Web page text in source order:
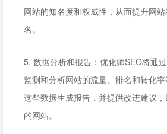
网站的知名度和权威性，从而提升网
名。
5. 数据分析和报告：优化师SEO将通
监测和分析网站的流量、排名和转化
这些数据生成报告，并提供改进建议
的网站。